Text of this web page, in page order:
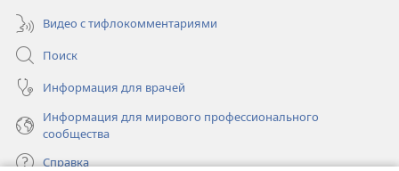
Видео с тифлокомментариями
Поиск
Информация для врачей
Информация для мирового профессионального
сообщества
Справка